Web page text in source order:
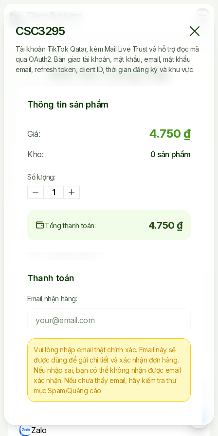
Đối Tác Cung Cấp
Clone Tin Cậy
45.242
CSC3295
Tài khoản TikTok Qatar, kèm Mail Live Trust và hỗ trợ đọc mã
qua OAuth2. Bàn giao tài khoản, mật khẩu, email, mật khẩu
email, refresh token, client ID, thời gian đăng ký và khu vực.
Thông tin sản phẩm
Giá: 4.750 ₫
Kho: 0 sản phẩm
Số lượng:
Tổng thanh toán: 4.750 ₫
Thanh toán
Email nhận hàng:
Vui lòng nhập email thật chính xác. Email này sẽ
được dùng để gửi chi tiết và xác nhận đơn hàng.
Nếu nhập sai, bạn có thể không nhận được email
xác nhận. Nếu chưa thấy email, hãy kiểm tra thư
mục Spam/Quảng cáo.
Chúng tôi không chịu trách nhiệm cho bất kì
hành vi nào sử dụng tài nguyên sai mục đích
Zalo